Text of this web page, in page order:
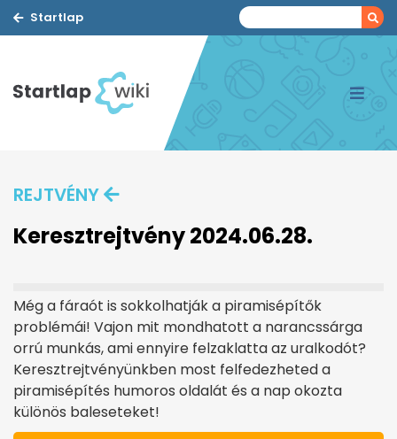
Startlap
REJTVÉNY
Keresztrejtvény 2024.06.28.
Még a fáraót is sokkolhatják a piramisépítők
problémái! Vajon mit mondhatott a narancssárga
orrú munkás, ami ennyire felzaklatta az uralkodót?
Keresztrejtvényünkben most felfedezheted a
piramisépítés humoros oldalát és a nap okozta
különös baleseteket!